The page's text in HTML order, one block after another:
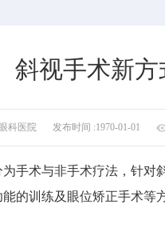
斜视手术新方
科医院 发布时间 :1970-01-01
术与非手术疗法，针对斜
的训练及眼位矫正手术等